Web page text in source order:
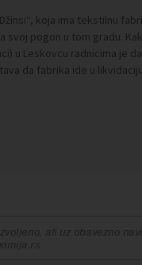
ali uz obavezno